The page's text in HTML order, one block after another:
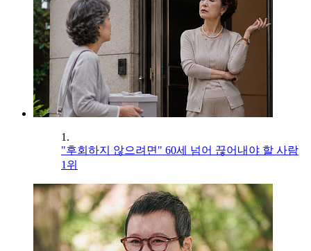
1.
"후회하지 않으려면" 60세 넘어 끊어내야 할 사람
1위